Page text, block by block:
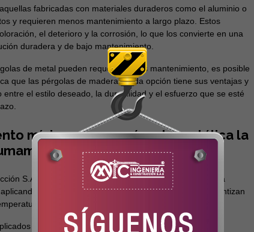
fabricadas con materiales duraderos como el aluminio o
y requieren menos mantenimiento a largo plazo. Estos
el deterioro y la corrosión, lo que los convierte en una
duradera y de bajo mantenimiento.
de metal pueden requerir menos mantenimiento, es posible
que las pérgolas de madera. Cada opción tiene sus ventajas y
el estilo deseado, la durabilidad y el esfuerzo que se esté
mínimo de una pérgola metálica la
valiosa
S.A.S. en Bogotá, COlombia, fabrica estructuras para
recubrimientos en polvo de excelencia que garantizan
a las pérgolas de metal proporcionan una mayor